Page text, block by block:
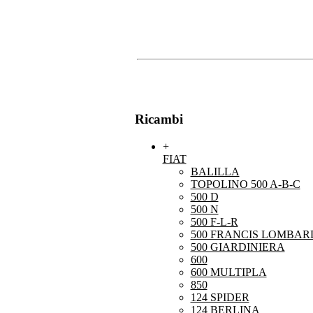
Ricambi
+
FIAT
BALILLA
TOPOLINO 500 A-B-C
500 D
500 N
500 F-L-R
500 FRANCIS
500 GIARDINIERA
600
600 MULTIPLA
850
124 SPIDER
124 BERLINA